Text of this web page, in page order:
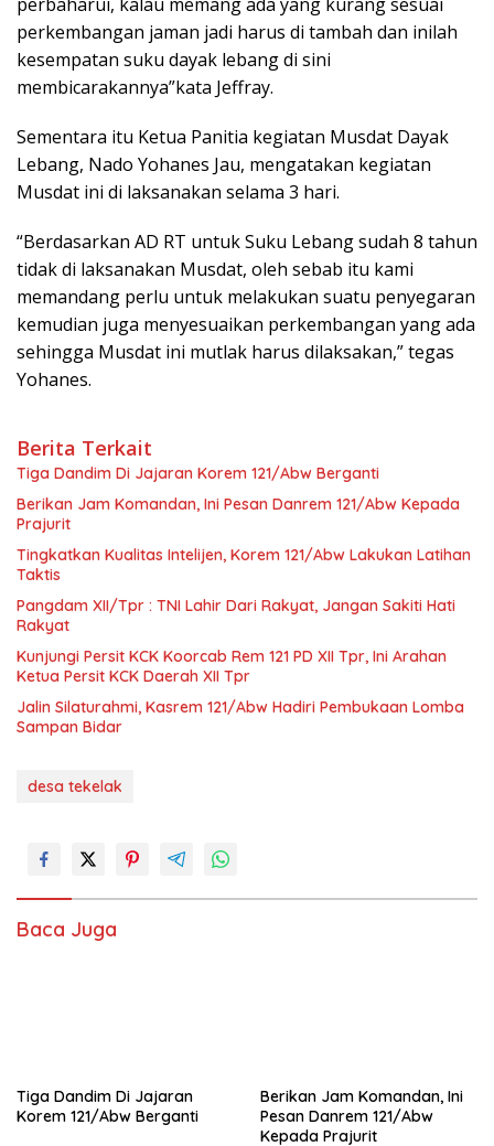
perkembangan jaman jadi harus di tambah dan inilah
kesempatan suku dayak lebang di sini
membicarakannya”kata Jeffray.
Sementara itu Ketua Panitia kegiatan Musdat Dayak
Lebang, Nado Yohanes Jau, mengatakan kegiatan
Musdat ini di laksanakan selama 3 hari.
“Berdasarkan AD RT untuk Suku Lebang sudah 8 tahun
tidak di laksanakan Musdat, oleh sebab itu kami
memandang perlu untuk melakukan suatu penyegaran
kemudian juga menyesuaikan perkembangan yang ada
sehingga Musdat ini mutlak harus dilaksakan,” tegas
Yohanes.
Berita Terkait
Tiga Dandim Di Jajaran Korem 121/Abw Berganti
Berikan Jam Komandan, Ini Pesan Danrem 121/Abw Kepada
Prajurit
Tingkatkan Kualitas Intelijen, Korem 121/Abw Lakukan Latihan
Taktis
Pangdam XII/Tpr : TNI Lahir Dari Rakyat, Jangan Sakiti Hati
Rakyat
Kunjungi Persit KCK Koorcab Rem 121 PD XII Tpr, Ini Arahan
Ketua Persit KCK Daerah XII Tpr
Jalin Silaturahmi, Kasrem 121/Abw Hadiri Pembukaan Lomba
Sampan Bidar
desa tekelak
Baca Juga
Tiga Dandim Di Jajaran
Korem 121/Abw Berganti
Berikan Jam Komandan, Ini
Pesan Danrem 121/Abw
Kepada Prajurit